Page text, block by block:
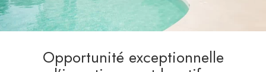
Opportunité exceptionnelle